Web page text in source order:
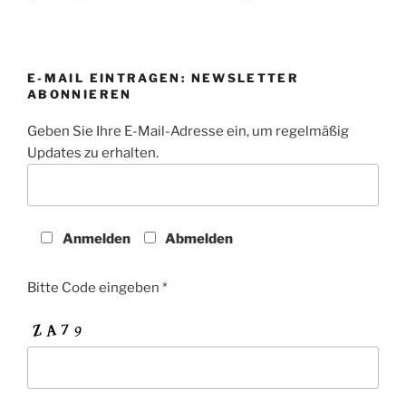
E-MAIL EINTRAGEN: NEWSLETTER
ABONNIEREN
Geben Sie Ihre E-Mail-Adresse ein, um regelmäßig
Updates zu erhalten.
Anmelden Abmelden
Bitte Code eingeben *